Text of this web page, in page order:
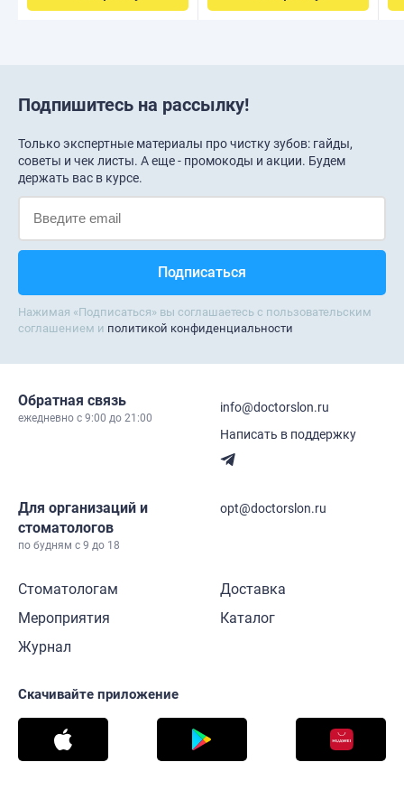
Подпишитесь на рассылку!
Только экспертные материалы про чистку зубов: гайды,
советы и чек листы. А еще - промокоды и акции. Будем
держать вас в курсе.
Нажимая «Подписаться» вы соглашаетесь с пользовательским
соглашением и политикой конфиденциальности
Обратная связь
ежедневно c 9:00 до 21:00
info@doctorslon.ru
Написать в поддержку
Для организаций и
стоматологов
по будням с 9 до 18
opt@doctorslon.ru
Стоматологам
Мероприятия
Журнал
Доставка
Каталог
Скачивайте приложение